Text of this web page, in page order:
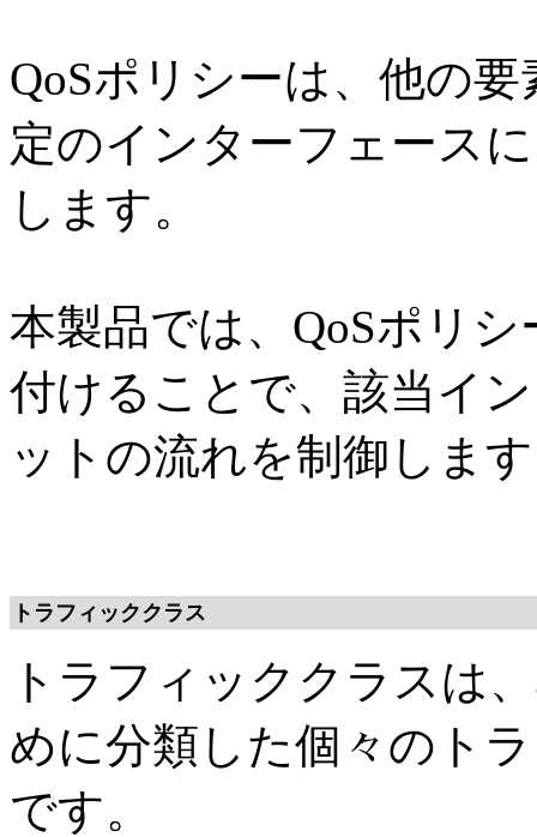
QoSポリシーは、他の
定のインターフェース
します。
本製品では、QoSポリ
付けることで、該当イ
ットの流れを制御しま
トラフィッククラス
トラフィッククラスは
めに分類した個々のト
です。